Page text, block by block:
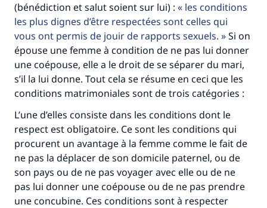
(bénédiction et salut soient sur lui) :
les conditions
les plus dignes d’être respectées sont celles qui
vous ont permis de jouir de rapports sexuels.
Si on
épouse une femme à condition de ne pas lui donner
une coépouse, elle a le droit de se séparer du mari,
s’il la lui donne. Tout cela se résume en ceci que les
conditions matrimoniales sont de trois catégories :
L’une d’elles consiste dans les conditions dont le
respect est obligatoire. Ce sont les conditions qui
procurent un avantage à la femme comme le fait de
ne pas la déplacer de son domicile paternel, ou de
son pays ou de ne pas voyager avec elle ou de ne
pas lui donner une coépouse ou de ne pas prendre
une concubine. Ces conditions sont à respecter